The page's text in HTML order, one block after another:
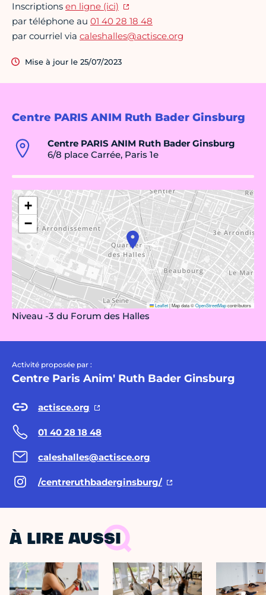
Centre PARIS ANIM Ruth Bader Ginsburg
Centre PARIS ANIM Ruth Bader Ginsburg
6/8 place Carrée, Paris 1e
+
−
Leaflet|Map data ©OpenStreetMapcontributors
Niveau -3 du Forum des Halles
Activité proposée par :
Centre Paris Anim' Ruth Bader Ginsburg
actisce.org
01 40 28 18 48
caleshalles@actisce.org
/centreruthbaderginsburg/
Inscriptions en ligne (ici)
par téléphone au 01 40 28 18 48
par courriel via caleshalles@actisce.org
Mise à jour le 25/07/2023
À LIRE AUSSI